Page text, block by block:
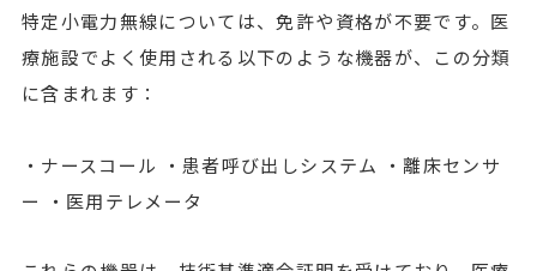
特定小電力無線については、免許や資格が不要です。医
療施設でよく使用される以下のような機器が、この分類
に含まれます：
・ナースコール ・患者呼び出しシステム ・離床センサ
ー ・医用テレメータ